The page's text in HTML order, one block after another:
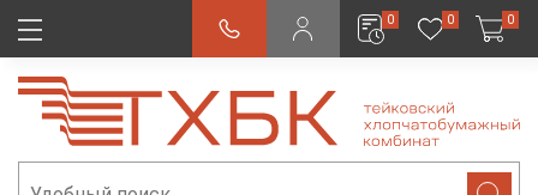
0 0 0